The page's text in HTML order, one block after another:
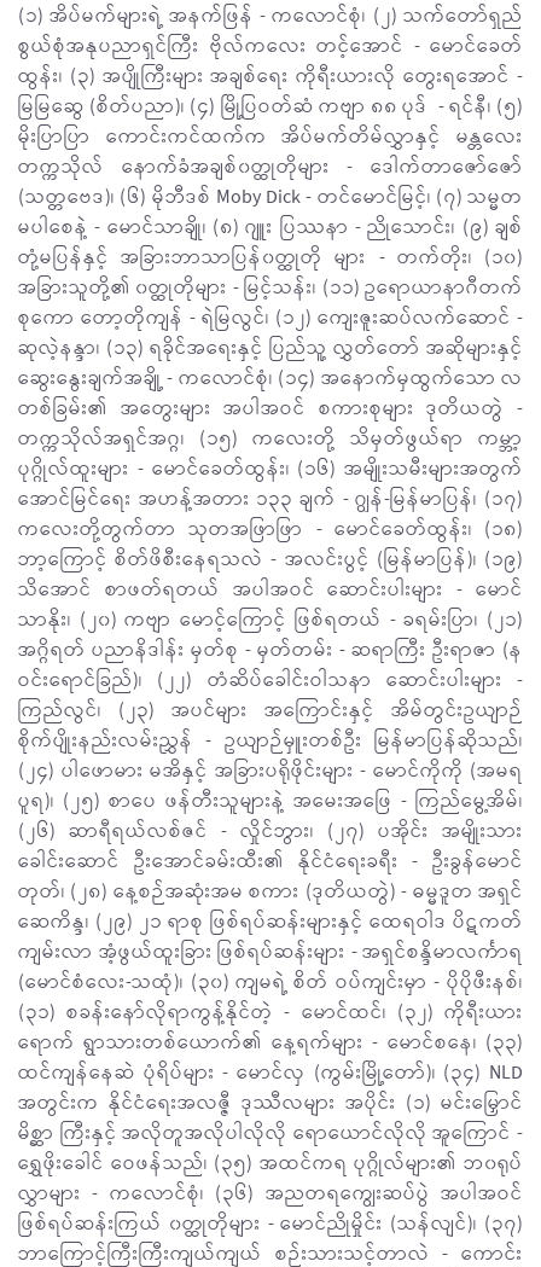
(၁) အိပ်မက်များရဲ့ အနက်ဖြန် - ကလောင်စုံ၊ (၂) သက်တော်ရှည်
စွယ်စုံအနုပညာရှင်ကြီး ဗိုလ်ကလေး တင့်အောင် - မောင်ခေတ်
ထွန်း၊ (၃) အပျိုကြီးများ အချစ်ရေး ကိုရီးယားလို တွေးရအောင် -
မြမြဆွေ (စိတ်ပညာ)၊ (၄) မြို့ပြဝတ်ဆံ ကဗျာ ၈၈ ပုဒ် - ရင်နီ၊ (၅)
မိုးပြာပြာ ကောင်းကင်ထက်က အိပ်မက်တိမ်လွှာနှင့် မန္တလေး
တက္ကသိုလ် နောက်ခံအချစ်၀တ္ထုတိုများ - ဒေါက်တာဇော်ဇော်
(သတ္တဗေဒ)၊ (၆) မိုဘီဒစ် Moby Dick - တင်မောင်​မြင့်၊ (၇) သမ္မတ
မပါစေနဲ့ - မောင်သာချို၊ (၈) ဂျူး ပြဿနာ - ညိုသောင်း၊ (၉) ချစ်
တုံ့မပြန်နှင့် အခြားဘာသာပြန်၀တ္ထုတို များ - တက်တိုး၊ (၁၀)
အခြားသူတို့၏ ၀တ္ထုတိုများ - မြင့်သန်း၊ (၁၁) ဥရောယာနာဂီတက်
စုကော တော့တိုကျန် - ရဲမြလွင်၊ (၁၂) ကျေးဇူးဆပ်လက်ဆောင် -
ဆုလဲ့နန္ဒာ၊ (၁၃) ရခိုင်အရေးနှင့် ပြည်သူ့ လွှတ်တော် အဆိုများနှင့်
ဆွေးနွေးချက်အချို့ - ကလောင်စုံ၊ (၁၄) အနောက်မှထွက်သော လ
တစ်ခြမ်း၏ အတွေးများ အပါအဝင် စကားစုများ ဒုတိယတွဲ -
တက္ကသိုလ်အရှင်အဂ္ဂ၊ (၁၅) ကလေးတို့ သိမှတ်ဖွယ်ရာ ကမ္ဘာ့
ပုဂ္ဂိုလ်ထူးများ - မောင်ခေတ်ထွန်း၊ (၁၆) အမျိုးသမီးများအတွက်
အောင်မြင်ရေး အဟန့်အတား ၁၃၃ ချက် - ဂျွန်-မြန်မာပြန်၊ (၁၇)
ကလေးတို့တွက်တာ သုတအဖြာဖြာ - မောင်ခေတ်ထွန်း၊ (၁၈)
ဘာ့ကြောင့် စိတ်ဖိစီးနေရသလဲ - အလင်းပွင့် (မြန်မာပြန်)၊ (၁၉)
သိအောင် စာဖတ်ရတယ် အပါအဝင် ဆောင်းပါးများ - မောင်
သာနိုး၊ (၂၀) ကဗျာ မောင့်ကြောင့် ဖြစ်ရတယ် - ခရမ်းပြာ၊ (၂၁)
အဂ္ဂိရတ် ပညာနိဒါန်း မှတ်စု - မှတ်တမ်း - ဆရာကြီး ဦးရာဇာ (န
ဝင်းရောင်ခြည်)၊ (၂၂) တံဆိပ်ခေါင်းဝါသနာ ဆောင်းပါးများ -
ကြည်လွင်၊ (၂၃) အပင်များ အကြောင်းနှင့် အိမ်တွင်းဥယျာဉ်
စိုက်ပျိုးနည်းလမ်းညွှန် - ဥယျာဉ်မှူးတစ်ဦး မြန်မာပြန်ဆိုသည်၊
(၂၄) ပါဖောမား မအိနှင့် အခြားပရိုဖိုင်းများ - မောင်ကိုကို (အမရ
ပူရ)၊ (၂၅) စာပေ ဖန်တီးသူများနဲ့ အမေးအဖြေ - ကြည်မွေ့အိမ်၊
(၂၆) ဆာရီရယ်လစ်ဇင် - လှိုင်ဘွား၊ (၂၇) ပအိုင်း အမျိုးသား
ခေါင်းဆောင် ဦးအောင်ခမ်းထီး၏ နိုင်ငံရေးခရီး - ဦးခွန်မောင်
တုတ်၊ (၂၈) နေ့စဉ်အဆုံးအမ စကား (ဒုတိယတွဲ) - ဓမ္မဒူတ အရှင်
ဆေကိန္ဒ၊ (၂၉) ၂၁ ရာစု ဖြစ်ရပ်ဆန်းများနှင့် ထေရဝါဒ ပိဋကတ်
ကျမ်းလာ အံ့ဖွယ်ထူးခြား ဖြစ်ရပ်ဆန်းများ - အရှင်စန္ဒိမာလင်္ကာရ
(မောင်စံလေး-သထုံ)၊ (၃၀) ကျမရဲ့ စိတ် ဝပ်ကျင်းမှာ - ပိုပိုဖီးနစ်၊
(၃၁) စခန်းနော်လိုရာကွန့်နိုင်တဲ့ - မောင်ထင်၊ (၃၂) ကိုရီးယား
ရောက် ရွာသားတစ်ယောက်၏ နေ့ရက်များ - မောင်စနေ၊ (၃၃)
ထင်ကျန်နေဆဲ ပုံရိပ်များ - မောင်လှ (ကွမ်းမြို့တော်)၊ (၃၄) NLD
အတွင်းက နိုင်ငံရေးအလဇ္ဇီ ဒုဿီလများ အပိုင်း (၁) မင်းမြှောင်
မိစ္ဆာ ကြီးနှင့် အလိုတူအလိုပါလိုလို ရောယောင်လိုလို အူကြောင် -
ရွှေဖိုးခေါင် ဝေဖန်သည်၊ (၃၅) အထင်ကရ ပုဂ္ဂိုလ်များ၏ ဘ၀ရုပ်
လွှာများ - ကလောင်စုံ၊ (၃၆) အညတရကျွေးဆပ်ပွဲ အပါအဝင်
ဖြစ်ရပ်ဆန်းကြယ် ၀တ္ထုတိုများ - မောင်ညိုမှိုင်း (သန်လျင်)၊ (၃၇)
ဘာကြောင့်ကြီးကြီးကျယ်ကျယ် စဉ်းသားသင့်တာလဲ - ကောင်း